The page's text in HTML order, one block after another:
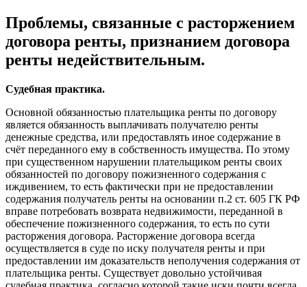
Проблемы, связанные с расторжением
договора ренты, признанием договора
ренты недействительным.
Судебная практика.
Основной обязанностью плательщика ренты по договору
является обязанность выплачивать получателю ренты
денежные средства, или предоставлять иное содержание в
счёт переданного ему в собственность имущества. По этому
при существенном нарушении плательщиком ренты своих
обязанностей по договору пожизненного содержания с
иждивением, то есть фактически при не предоставлении
содержания получатель ренты на основании п.2 ст. 605 ГК РФ
вправе потребовать возврата недвижимости, переданной в
обеспечение пожизненного содержания, то есть по сути
расторжения договора. Расторжение договора всегда
осуществляется в суде по иску получателя ренты и при
предоставлении им доказательств неполучения содержания от
плательщика ренты. Существует довольно устойчивая